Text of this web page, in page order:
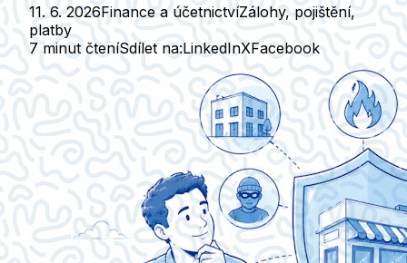
11. 6. 2026Finance a účetnictvíZálohy, pojištění,
platby
7 minut čteníSdílet na:LinkedInXFacebook